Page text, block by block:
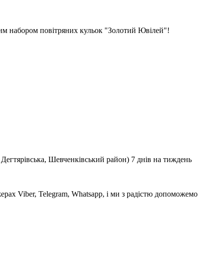
набором повітряних кульок "Золотий Ювілей"!
Шевченківський район) 7 днів на тиждень
Viber, Telegram, Whatsapp, і ми з радістю допоможемо